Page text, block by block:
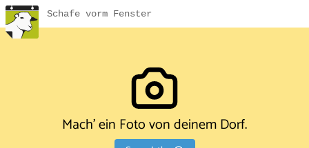
Schafe vorm Fenster
Mach' ein Foto von deinem Dorf.